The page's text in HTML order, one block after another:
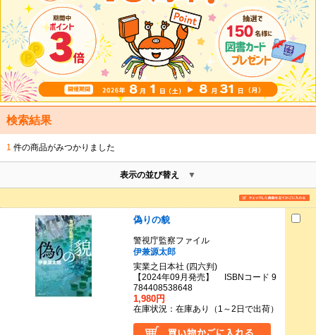
検索結果
1 件の商品がみつかりました
表示の並び替え
偽りの貌
警視庁監察ファイル
伊兼源太郎
実業之日本社 (四六判)
【2024年09月発売】 ISBNコード 9
784408538648
1,980円
在庫状況：在庫あり（1～2日で出荷）